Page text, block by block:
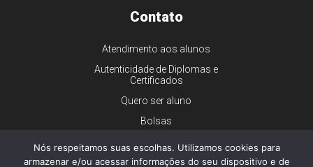
Contato
Atendimento aos alunos
Autenticidade de Diplomas e
Certificados
Quero ser aluno
Bolsas
Trabalhe conosco
Nós respeitamos suas escolhas. Utilizamos cookies para
armazenar e/ou acessar informações do seu dispositivo e de